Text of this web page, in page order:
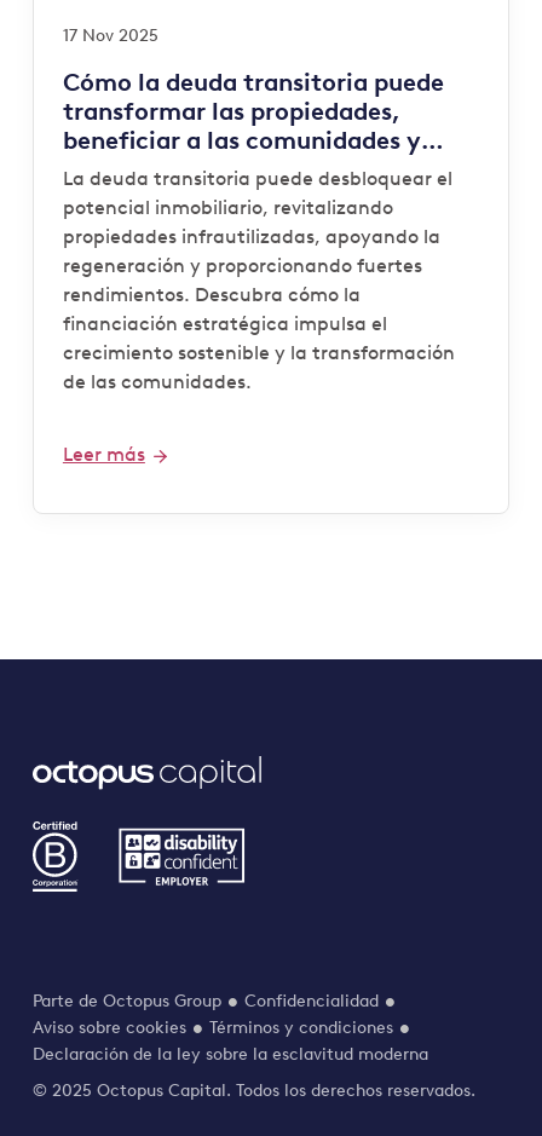
17 Nov 2025
Cómo la deuda transitoria puede
transformar las propiedades,
beneficiar a las comunidades y
generar beneficios
La deuda transitoria puede desbloquear el
potencial inmobiliario, revitalizando
propiedades infrautilizadas, apoyando la
regeneración y proporcionando fuertes
rendimientos. Descubra cómo la
financiación estratégica impulsa el
crecimiento sostenible y la transformación
de las comunidades.
Leer más
Parte de Octopus Group
Confidencialidad
Aviso sobre cookies
Términos y condiciones
Declaración de la ley sobre la esclavitud moderna
© 2025 Octopus Capital. Todos los derechos reservados.